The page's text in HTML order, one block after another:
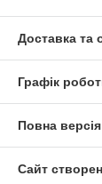
Доставка та
Графік
Повна
Сайт